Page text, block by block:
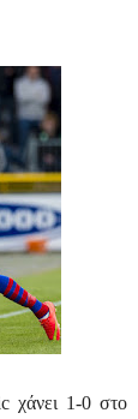
χάνει 1-0 στο